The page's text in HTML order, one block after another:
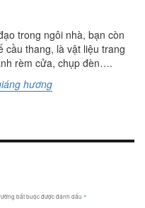
trong ngôi nhà, bạn còn
cầu thang, là vật liệu trang
rèm cửa, chụp đèn….
hương
bắt buộc được đánh dấu *